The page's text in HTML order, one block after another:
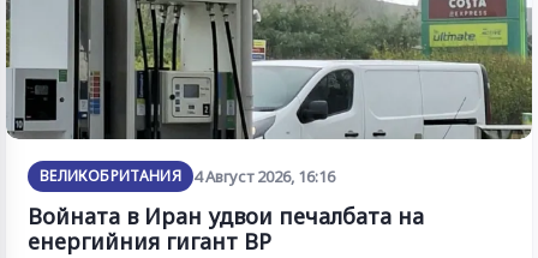
ВЕЛИКОБРИТАНИЯ 4 Август 2026, 16:16
Войната в Иран удвои печалбата на
енергийния гигант BP